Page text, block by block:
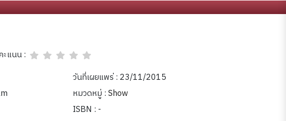
ะแนน :
วันที่เผยแพร่ : 23/11/2015
หมวดหมู่ :Show
ISBN : -